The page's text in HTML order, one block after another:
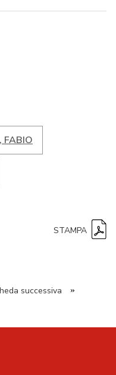
FABIO
STAMPA
successiva »